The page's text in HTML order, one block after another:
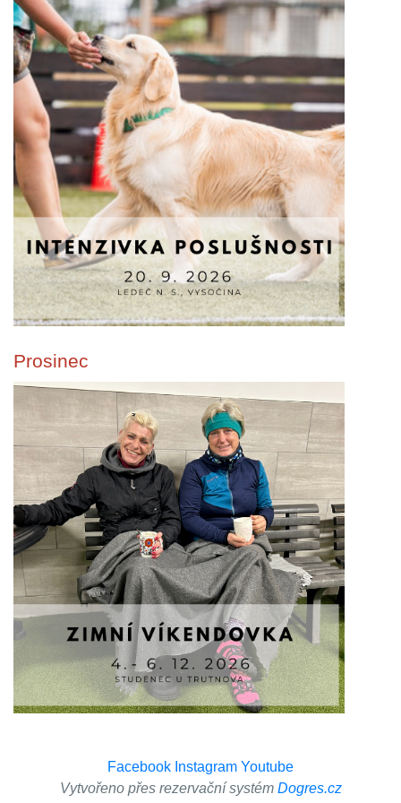
Prosinec
Facebook Instagram Youtube
Vytvořeno přes rezervační systém Dogres.cz